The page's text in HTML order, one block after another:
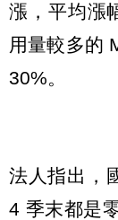
漲，平均漲
用量較多的
30%。
法人指出，
4 季末都是